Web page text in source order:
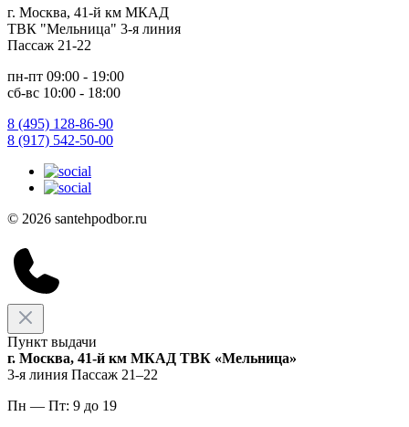
г. Москва, 41-й км МКАД
ТВК "Мельница" 3-я линия
Пассаж 21-22
пн-пт 09:00 - 19:00
сб-вс 10:00 - 18:00
8 (495) 128-86-90
8 (917) 542-50-00
© 2026 santehpodbor.ru
Пункт выдачи
г. Москва, 41-й км МКАД ТВК «Мельница»
3-я линия Пассаж 21–22
Пн — Пт: 9 до 19